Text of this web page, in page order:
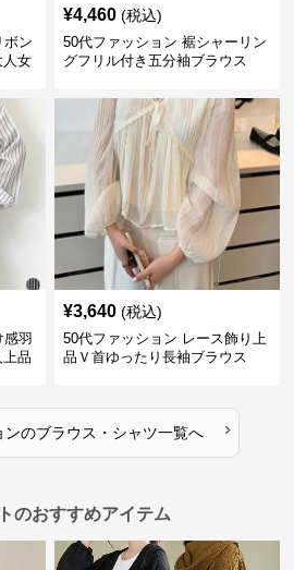
ボン
人女
¥4,460 (税込)
50代ファッション 裾シャーリン
グフリル付き五分袖ブラウス
羽
品
¥3,640 (税込)
50代ファッション レース飾り上
品Ｖ首ゆったり長袖ブラウス
ンのブラウス・シャツ一覧へ ›
のおすすめアイテム